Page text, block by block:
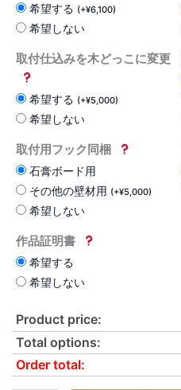
希望する (+¥6,100)
希望しない
取付仕込みを木どっこに変更
希望する (+¥5,000)
希望しない
取付用フック同梱
石膏ボード用
その他の壁材用 (+¥5,000)
希望しない
作品証明書
希望する
希望しない
Product price:
Total options:
Order total: